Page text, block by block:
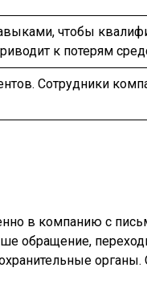
чтобы
к потерям
Сотрудники
в компанию с
обращение,
органы.